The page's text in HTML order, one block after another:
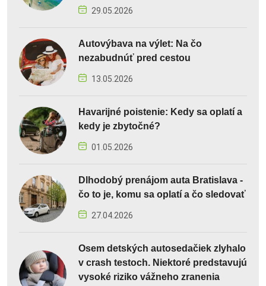
29.05.2026
Autovýbava na výlet: Na čo
nezabudnúť pred cestou
13.05.2026
Havarijné poistenie: Kedy sa oplatí a
kedy je zbytočné?
01.05.2026
Dlhodobý prenájom auta Bratislava -
čo to je, komu sa oplatí a čo sledovať
27.04.2026
Osem detských autosedačiek zlyhalo
v crash testoch. Niektoré predstavujú
vysoké riziko vážneho zranenia